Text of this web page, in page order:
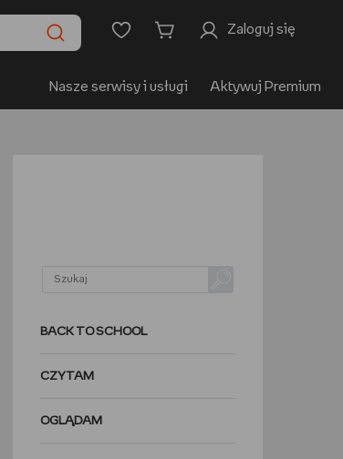
Zaloguj się
Nasze serwisy i usługi Aktywuj Premium
BACK TO SCHOOL
CZYTAM
OGLĄDAM